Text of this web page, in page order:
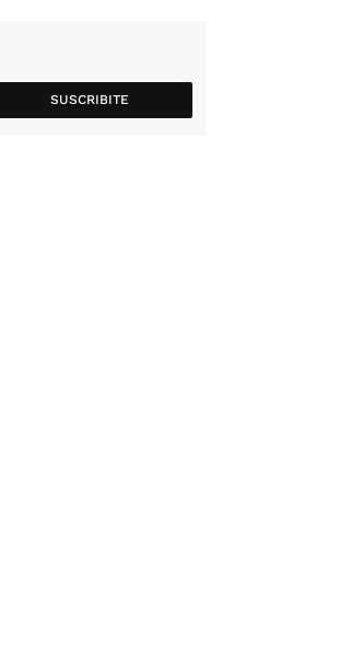
SUSCRIBITE